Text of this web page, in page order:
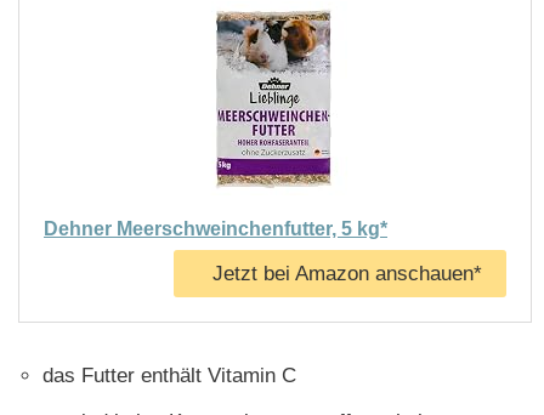
Dehner Meerschweinchenfutter, 5 kg*
Jetzt bei Amazon anschauen*
das Futter enthält Vitamin C